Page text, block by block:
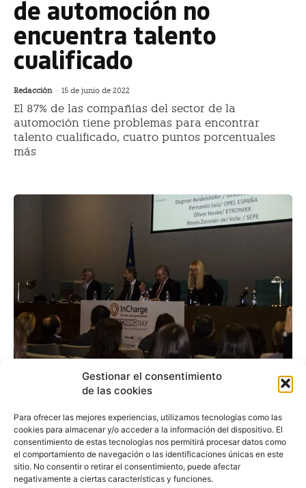
Gestionar el consentimiento
de las cookies
Para ofrecer las mejores experiencias, utilizamos tecnologías como las
cookies para almacenar y/o acceder a la información del dispositivo. El
consentimiento de estas tecnologías nos permitirá procesar datos como
el comportamiento de navegación o las identificaciones únicas en este
sitio. No consentir o retirar el consentimiento, puede afectar
negativamente a ciertas características y funciones.
de automoción no
encuentra talento
cualificado
Redacción - 15 de junio de 2022
El 87% de las compañías del sector de la
automoción tiene problemas para encontrar
talento cualificado, cuatro puntos porcentuales
más
Opel participa en el
InCharge Coaching Day
Redacción - 19 de noviembre de 2016
Madrid ha acogido la tercera edición de la